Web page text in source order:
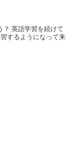
？ 英語学習を続けて
するようになって来